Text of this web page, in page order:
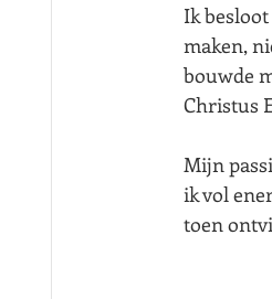
Ik
maken,
bouwde
Christus
Mijn
ik vol
toen